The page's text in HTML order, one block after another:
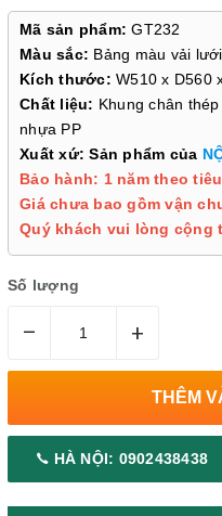
Mã sản phẩm: GT232
Màu sắc: Bảng màu vải
Kích thước: W510 x D560
Chất liệu: Khung chân
nhựa PP
Xuất xứ: Sản phẩm của
Bảo hành: 1 năm theo
Giá chưa bao gồm vận
Quý khách vui lòng cộng
Số lượng
– +
THÊM
HÀ NỘI: 0902438438